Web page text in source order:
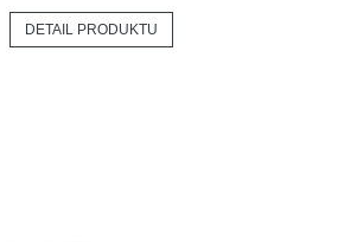
DETAIL PRODUKTU